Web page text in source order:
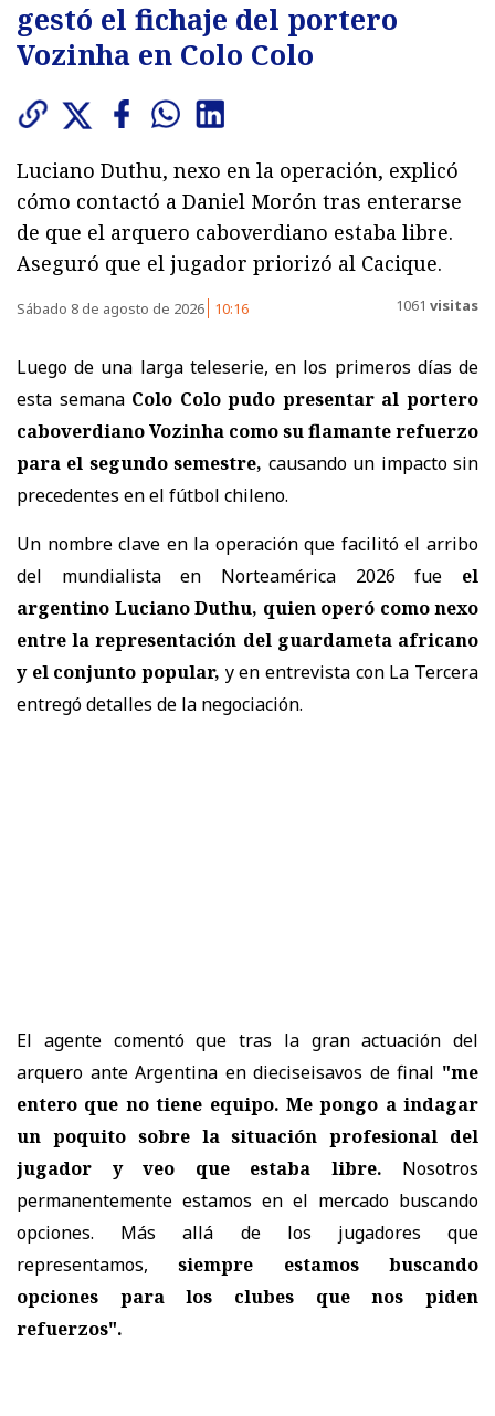
gestó el fichaje del portero
Vozinha en Colo Colo
Luciano Duthu, nexo en la operación, explicó
cómo contactó a Daniel Morón tras enterarse
de que el arquero caboverdiano estaba libre.
Aseguró que el jugador priorizó al Cacique.
Sábado 8 de agosto de 2026 10:16 1061 visitas
Luego de una larga teleserie, en los primeros días de
esta semana Colo Colo pudo presentar al portero
caboverdiano Vozinha como su flamante refuerzo
para el segundo semestre, causando un impacto sin
precedentes en el fútbol chileno.
Un nombre clave en la operación que facilitó el arribo
del mundialista en Norteamérica 2026 fue el
argentino Luciano Duthu, quien operó como nexo
entre la representación del guardameta africano
y el conjunto popular, y en entrevista con La Tercera
entregó detalles de la negociación.
El agente comentó que tras la gran actuación del
arquero ante Argentina en dieciseisavos de final "me
entero que no tiene equipo. Me pongo a indagar
un poquito sobre la situación profesional del
jugador y veo que estaba libre. Nosotros
permanentemente estamos en el mercado buscando
opciones. Más allá de los jugadores que
representamos,siempre estamos buscando
opciones para los clubes que nos piden
refuerzos".